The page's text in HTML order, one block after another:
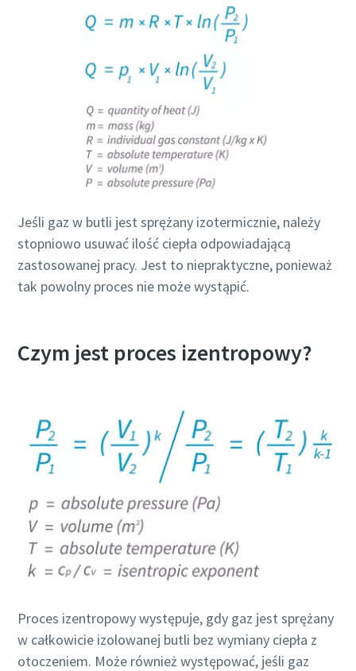
Jeśli gaz w butli jest sprężany izotermicznie, należy
stopniowo usuwać ilość ciepła odpowiadającą
zastosowanej pracy. Jest to niepraktyczne, ponieważ
tak powolny proces nie może wystąpić.
Czym jest proces izentropowy?
Proces izentropowy występuje, gdy gaz jest sprężany
w całkowicie izolowanej butli bez wymiany ciepła z
otoczeniem. Może również występować, jeśli gaz